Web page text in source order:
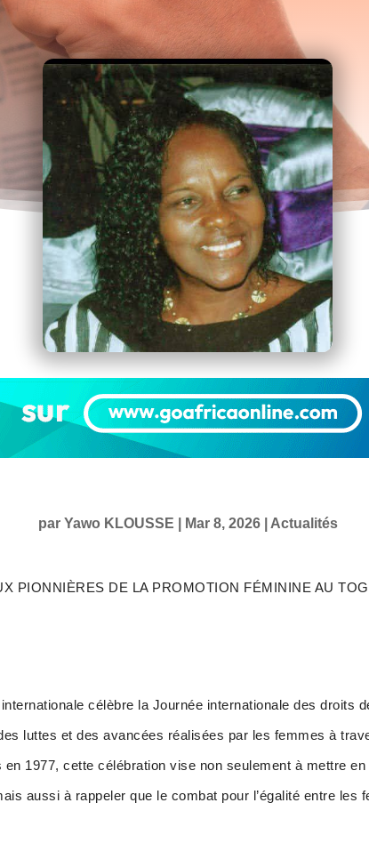
par Yawo KLOUSSE Mar 8, 2026| Actualités
PIONNIÈRES DE LA PROMOTION FÉMININE AU
célèbre la Journée internationale des droits
luttes et des avancées réalisées par les femmes à
en 1977, cette célébration vise non seulement à mettre
aussi à rappeler que le combat pour l’égalité entre les